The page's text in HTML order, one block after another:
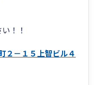
！！
２－１５上智ビル４